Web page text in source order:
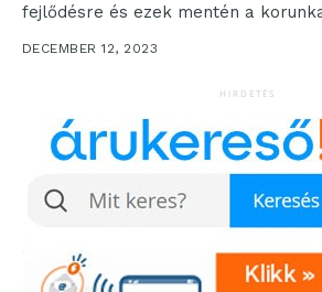
fejlődésre és ezek mentén a
DECEMBER 12, 2023
HIRDETÉS